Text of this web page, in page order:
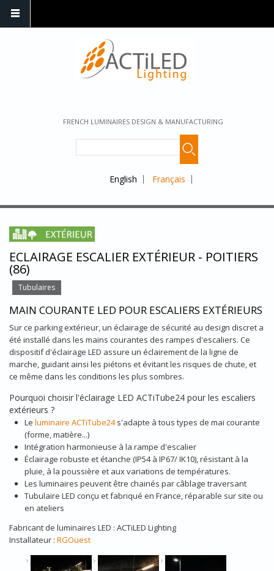
FRENCH LUMINAIRES DESIGN & MANUFACTURING
English Français
ECLAIRAGE ESCALIER EXTÉRIEUR - POITIERS
(86)
Tubulaires
MAIN COURANTE LED POUR ESCALIERS EXTÉRIEURS
Sur ce parking extérieur, un éclairage de sécurité au design discret a
été installé dans les mains courantes des rampes d'escaliers. Ce
dispositif d'éclairage LED assure un éclairement de la ligne de
marche, guidant ainsi les piétons et évitant les risques de chute, et
ce même dans les conditions les plus sombres.
Pourquoi choisir l'éclairage LED ACTiTube24 pour les escaliers
extérieurs ?
Le luminaire ACTiTube24s'adapte à tous types de mai courante
(forme, matière...)
Intégration harmonieuse à la rampe d'escalier
Éclairage robuste et étanche (IP54 à IP67/ IK10), résistant à la
pluie, à la poussière et aux variations de températures.
Les luminaires peuvent être chainés par câblage traversant
Tubulaire LED conçu et fabriqué en France, réparable sur site ou
en ateliers
Fabricant de luminaires LED : ACTiLED Lighting
Installateur : RGOuest